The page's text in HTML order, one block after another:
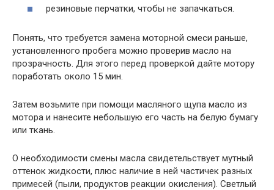
резиновые перчатки, чтобы не запачкаться.
Понять, что требуется замена моторной смеси раньше,
установленного пробега можно проверив масло на
прозрачность. Для этого перед проверкой дайте мотору
поработать около 15 мин.
Затем возьмите при помощи масляного щупа масло из
мотора и нанесите небольшую его часть на белую бумагу
или ткань.
О необходимости смены масла свидетельствует мутный
оттенок жидкости, плюс наличие в ней частичек разных
примесей (пыли, продуктов реакции окисления). Светлый